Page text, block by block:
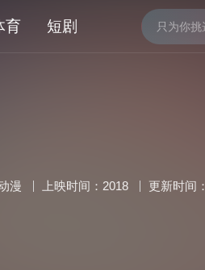
育 短剧
漫 上映时间： 2018 更新时间：